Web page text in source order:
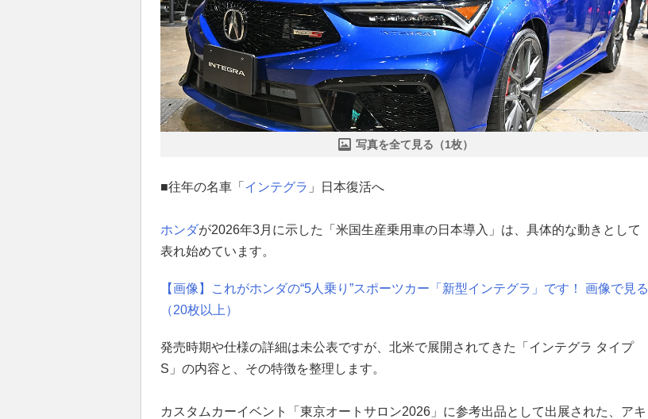
写真を全て見る（1枚）
■往年の名車「 インテグラ 」日本復活へ
ホンダが2026年3月に示した「米国生産乗用車の日本導入」は、具体的な動きとして
表れ始めています。
【画像】これがホンダの“5人乗り”スポーツカー「新型インテグラ」です！ 画像で見る
（20枚以上）
発売時期や仕様の詳細は未公表ですが、北米で展開されてきた「インテグラ タイプ
S」の内容と、その特徴を整理します。
カスタムカーイベント「東京オートサロン2026」に参考出品として出展された、アキ